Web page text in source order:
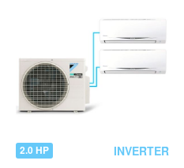
2.0 HP INVERTER